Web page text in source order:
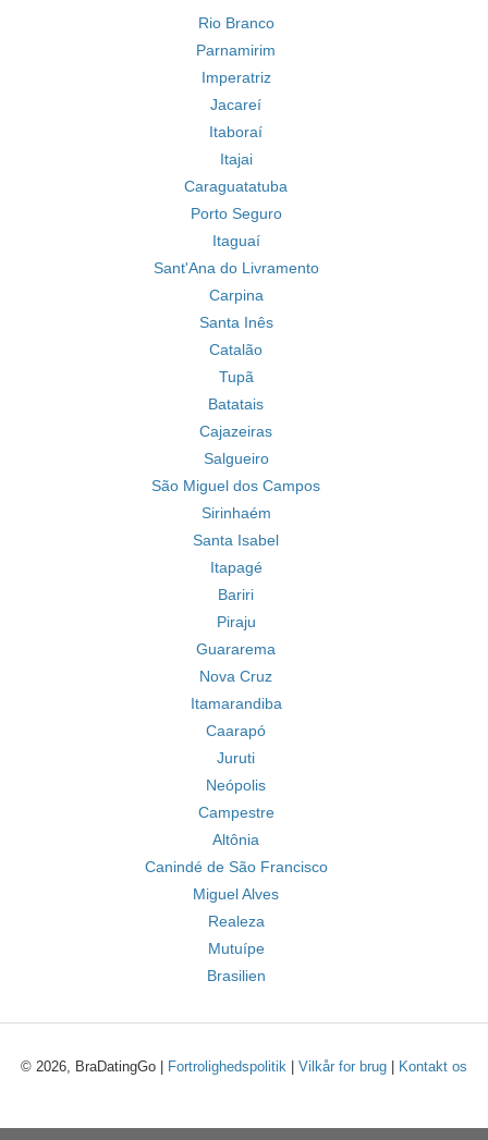
Rio Branco
Parnamirim
Imperatriz
Jacareí
Itaboraí
Itajai
Caraguatatuba
Porto Seguro
Itaguaí
Sant'Ana do Livramento
Carpina
Santa Inês
Catalão
Tupã
Batatais
Cajazeiras
Salgueiro
São Miguel dos Campos
Sirinhaém
Santa Isabel
Itapagé
Bariri
Piraju
Guararema
Nova Cruz
Itamarandiba
Caarapó
Juruti
Neópolis
Campestre
Altônia
Canindé de São Francisco
Miguel Alves
Realeza
Mutuípe
Brasilien
© 2026, BraDatingGo | Fortrolighedspolitik Vilkår for brug Kontakt os